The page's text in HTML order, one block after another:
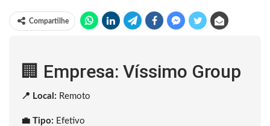
Compartilhe
🏢 Empresa: Víssimo Group
📍 Local: Remoto
💼 Tipo: Efetivo